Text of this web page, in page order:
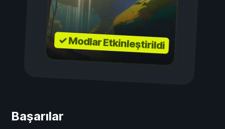
✓ Modlar Etkinleştirildi
Başarılar